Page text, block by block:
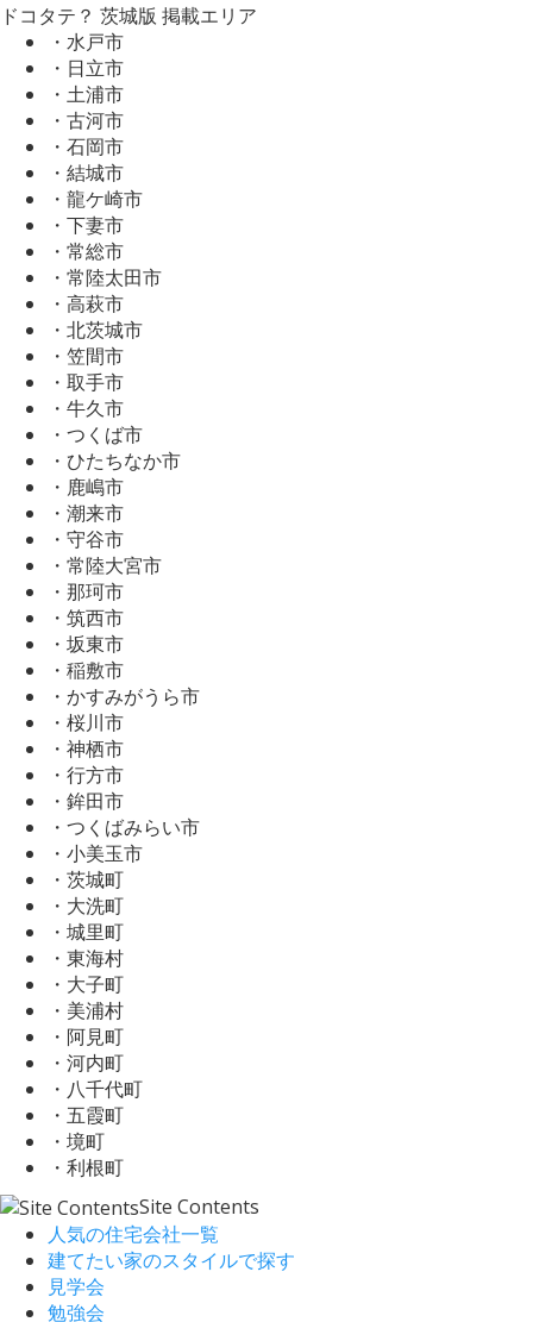
ドコタテ？ 茨城版 掲載エリア
・水戸市
・日立市
・土浦市
・古河市
・石岡市
・結城市
・龍ケ崎市
・下妻市
・常総市
・常陸太田市
・高萩市
・北茨城市
・笠間市
・取手市
・牛久市
・つくば市
・ひたちなか市
・鹿嶋市
・潮来市
・守谷市
・常陸大宮市
・那珂市
・筑西市
・坂東市
・稲敷市
・かすみがうら市
・桜川市
・神栖市
・行方市
・鉾田市
・つくばみらい市
・小美玉市
・茨城町
・大洗町
・城里町
・東海村
・大子町
・美浦村
・阿見町
・河内町
・八千代町
・五霞町
・境町
・利根町
Site Contents
人気の住宅会社一覧
建てたい家のスタイルで探す
見学会
勉強会